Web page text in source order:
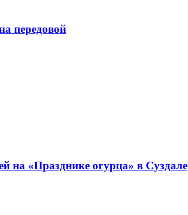
передовой
на «Празднике огурца» в Суздале